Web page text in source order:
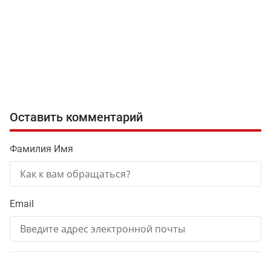
Оставить комментарий
Фамилия Имя
Email